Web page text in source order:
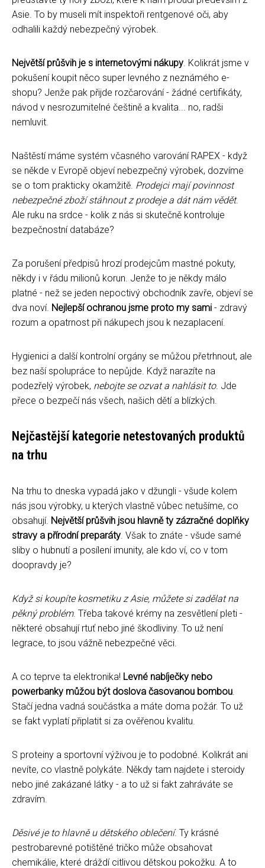
Asie. To by museli mít inspektoři rentgenové oči, aby
odhalili každý nebezpečný výrobek.
Největší průšvih je s internetovými nákupy. Kolikrát jsme v
pokušení koupit něco super levného z neznámého e-
shopu? Jenže pak přijde rozčarování - žádné certifikáty,
návod v nesrozumitelné češtině a kvalita... no, radši
nemluvit.
Naštěstí máme systém včasného varování RAPEX - když
se někde v Evropě objeví nebezpečný výrobek, dozvíme
se o tom prakticky okamžitě. Prodejci mají povinnost
nebezpečné zboží stáhnout z prodeje a dát nám vědět.
Ale ruku na srdce - kolik z nás si skutečně kontroluje
bezpečnostní databáze?
Za porušení předpisů hrozí prodejcům mastné pokuty,
někdy i v řádu milionů korun. Jenže to je někdy málo
platné - než se jeden nepoctivý obchodník zavře, objeví se
dva noví. Nejlepší ochranou jsme proto my sami - zdravý
rozum a opatrnost při nákupech jsou k nezaplacení.
Hygienici a další kontrolní orgány se můžou přetrhnout, ale
bez naší spolupráce to nepůjde. Když narazíte na
podezřelý výrobek, nebojte se ozvat a nahlásit to. Jde
přece o bezpečí nás všech, našich dětí a blízkých.
Nejčastější kategorie netestovaných produktů
na trhu
Na trhu to dneska vypadá jako v džungli - všude kolem
nás jsou výrobky, u kterých vlastně vůbec netušíme, co
obsahují. Největší průšvih jsou hlavně ty zázračné doplňky
stravy a přírodní preparáty. Však to znáte - všude samé
sliby o hubnutí a posílení imunity, ale kdo ví, co v tom
doopravdy je?
Když si koupíte kosmetiku z Asie, můžete si zadělat na
pěkný problém. Třeba takové krémy na zesvětlení pleti -
některé obsahují rtuť nebo jiné škodliviny. To už není
legrace, to jsou vážně nebezpečné věci.
A co teprve ta elektronika! Levné nabíječky nebo
powerbanky můžou být doslova časovanou bombou.
Stačí jedna vadná součástka a máte doma požár. To už
se fakt vyplatí připlatit si za ověřenou kvalitu.
S proteiny a sportovní výživou je to podobné. Kolikrát ani
nevíte, co vlastně polykáte. Někdy tam najdete i steroidy
nebo jiné zakázané látky - a to už si fakt zahráváte se
zdravím.
Děsivé je to hlavně u dětského oblečení. Ty krásné
pestrobarevné potištěné tričko může obsahovat
chemikálie, které dráždí citlivou dětskou pokožku. A to